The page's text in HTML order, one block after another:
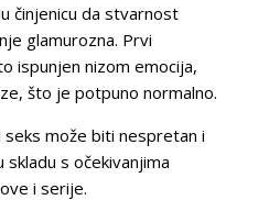
činjenicu da stvarnost
glamurozna. Prvi
ispunjen nizom emocija,
što je potpuno normalno.
može biti nespretan i
s očekivanjima
i serije.